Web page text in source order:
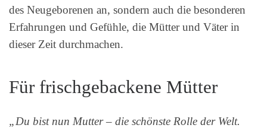
des Neugeborenen an, sondern auch die besonderen
Erfahrungen und Gefühle, die Mütter und Väter in
dieser Zeit durchmachen.
Für frischgebackene Mütter
„Du bist nun Mutter – die schönste Rolle der Welt.